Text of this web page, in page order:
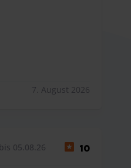
7. August 2026
05.08.26 10